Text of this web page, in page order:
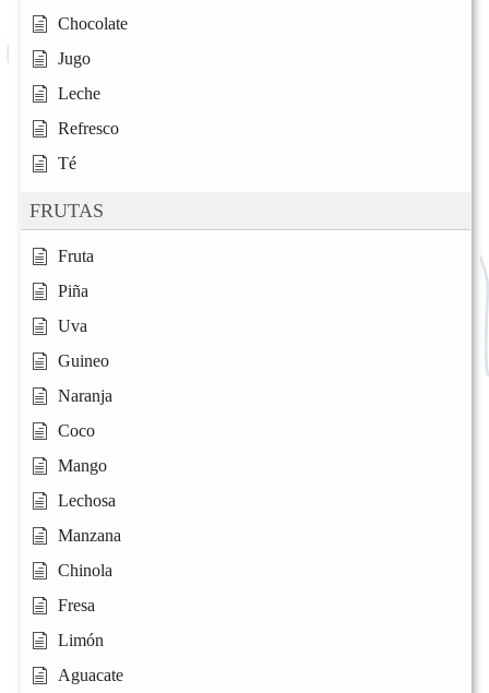
Chocolate
Jugo
Leche
Refresco
Té
FRUTAS
Fruta
Piña
Uva
Guineo
Naranja
Coco
Mango
Lechosa
Manzana
Chinola
Fresa
Limón
Aguacate